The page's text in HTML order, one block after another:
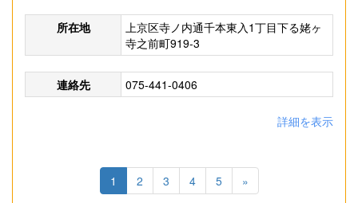
所在地
上京区寺ノ内通千本東入1丁目下る姥ヶ
寺之前町919-3
連絡先 075-441-0406
詳細を表示
1 2 3 4 5 »